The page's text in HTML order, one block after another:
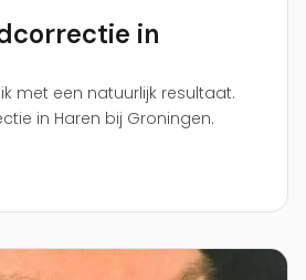
in
met een natuurlijk resultaat.
in Haren bij Groningen.